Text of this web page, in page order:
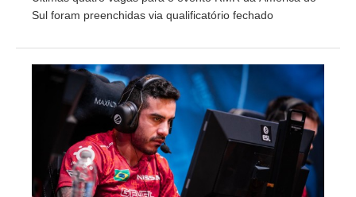
Sul foram preenchidas via qualificatório fechado